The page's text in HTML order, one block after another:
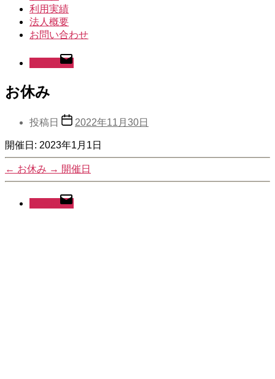
利用実績
法人概要
お問い合わせ
お休み
投稿日 2022年11月30日
開催日: 2023年1月1日
← お休み → 開催日